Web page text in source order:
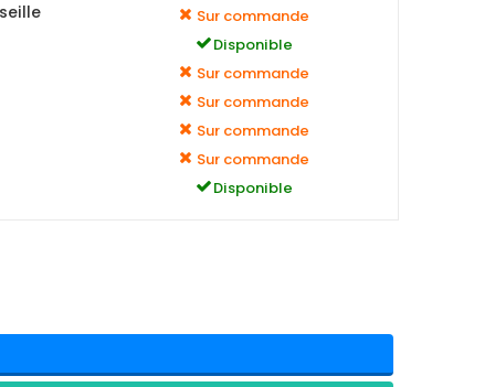
Sur commande
Disponible
Sur commande
Sur commande
Sur commande
Sur commande
Disponible